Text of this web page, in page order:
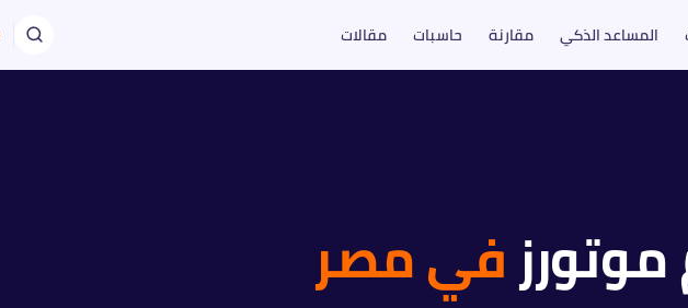
المساعد الذكي مقارنة حاسبات مقالات
في مصر